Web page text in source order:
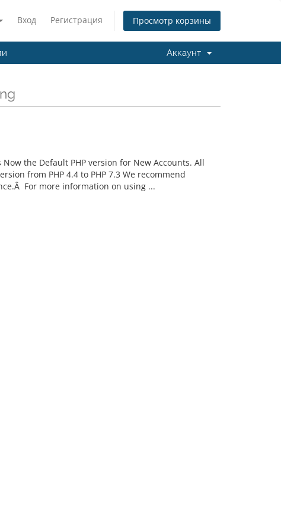
Вход Регистрация Просмотр корзины
Аккаунт
Now the Default PHP version for New Accounts. All
from PHP 4.4 to PHP 7.3 We recommend
For more information on using ...